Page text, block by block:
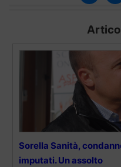
Sorella Sanità,
imputati. Un assolto